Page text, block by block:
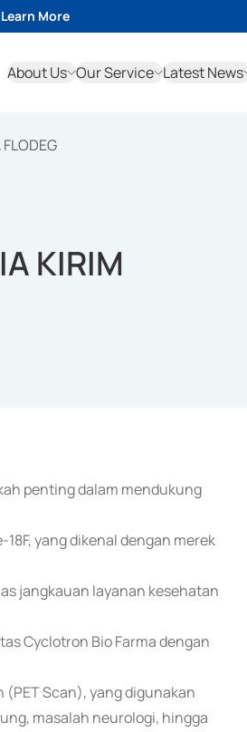
Learn More
About Us Our Service Latest News
KIRIM
penting dalam mendukung
yang dikenal dengan merek
jangkauan layanan kesehatan
Cyclotron Bio Farma dengan
Scan), yang digunakan
masalah neurologi, hingga